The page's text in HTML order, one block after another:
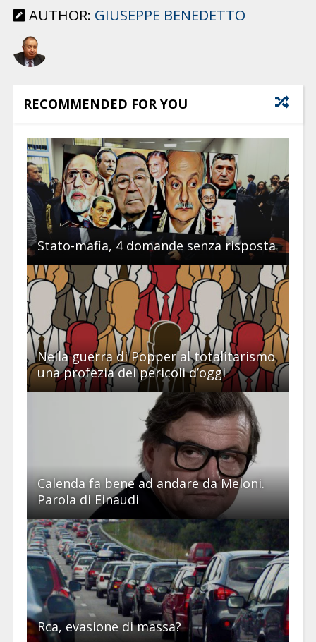
AUTHOR: GIUSEPPE BENEDETTO
RECOMMENDED FOR YOU
Stato-mafia, 4 domande senza risposta
Nella guerra di Popper al totalitarismo
una profezia dei pericoli d’oggi
Calenda fa bene ad andare da Meloni.
Parola di Einaudi
Rca, evasione di massa?